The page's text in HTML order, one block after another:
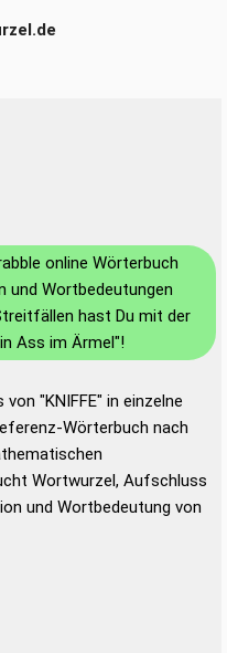
online Wörterbuch
und Wortbedeutungen
hast Du mit der
Ass im Ärmel"!
"KNIFFE" in einzelne
Wörterbuch nach
Wortwurzel, Aufschluss
und Wortbedeutung von